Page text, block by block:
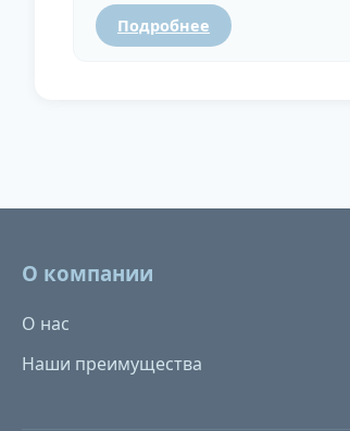
Подробнее
О компании
О нас
Наши преимущества